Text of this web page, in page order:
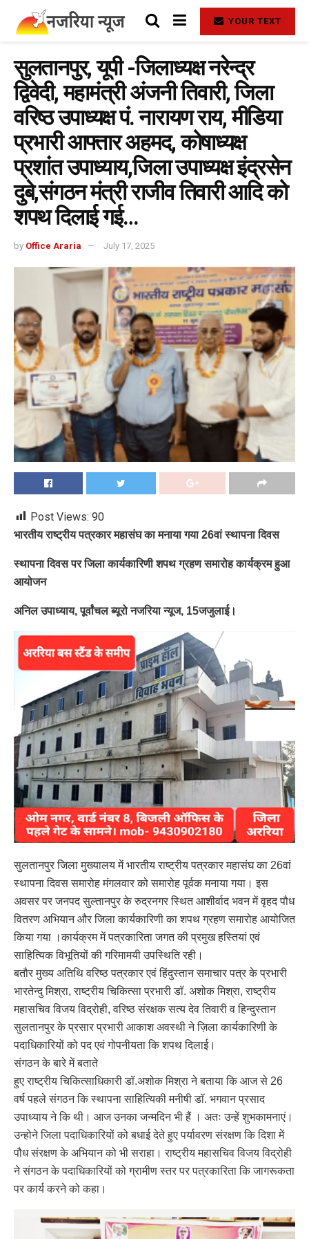
YOUR TEXT
सुलतानपुर, यूपी -जिलाध्यक्ष नरेन्द्र
द्विवेदी, महामंत्री अंजनी तिवारी, जिला
वरिष्ठ उपाध्यक्ष पं. नारायण राय, मीडिया
प्रभारी आफ्तार अहमद, कोषाध्यक्ष
प्रशांत उपाध्याय,जिला उपाध्यक्ष इंद्रसेन
दुबे,संगठन मंत्री राजीव तिवारी आदि को
शपथ दिलाई गई…
by Office Araria July 17, 2025
Post Views: 90
भारतीय राष्ट्रीय पत्रकार महासंघ का मनाया गया 26वां स्थापना दिवस
स्थापना दिवस पर जिला कार्यकारिणी शपथ ग्रहण समारोह कार्यक्रम हुआ
आयोजन
अनिल उपाध्याय, पूर्वांचल ब्यूरो नजरिया न्यूज, 15जजुलाई।
सुलतानपुर जिला मुख्यालय में भारतीय राष्ट्रीय पत्रकार महासंघ का 26वां
स्थापना दिवस समारोह मंगलवार को समारोह पूर्वक मनाया गया। इस
अवसर पर जनपद सुल्तानपुर के रुद्रनगर स्थित आशीर्वाद भवन में वृहद पौध
वितरण अभियान और जिला कार्यकारिणी का शपथ ग्रहण समारोह आयोजित
किया गया ।कार्यक्रम में पत्रकारिता जगत की प्रमुख हस्तियां एवं
साहित्यिक विभूतियों की गरिमामयी उपस्थिति रही।
बतौर मुख्य अतिथि वरिष्ठ पत्रकार एवं हिंदुस्तान समाचार पत्र के प्रभारी
भारतेन्दु मिश्रा, राष्ट्रीय चिकित्सा प्रभारी डॉ. अशोक मिश्रा, राष्ट्रीय
महासचिव विजय विद्रोही, वरिष्ठ संरक्षक सत्य देव तिवारी व हिन्दुस्तान
सुलतानपुर के प्रसार प्रभारी आकाश अवस्थी ने ज़िला कार्यकारिणी के
पदाधिकारियों को पद एवं गोपनीयता कि शपथ दिलाई।
संगठन के बारे में बताते
हुए राष्ट्रीय चिकित्साधिकारी डॉ.अशोक मिश्रा ने बताया कि आज से 26
वर्ष पहले संगठन कि स्थापना साहित्यिकी मनीषी डॉ. भगवान प्रसाद
उपाध्याय ने कि थी। आज उनका जन्मदिन भी हैं । अतः उन्हें शुभकामनाएं।
उन्होने जिला पदाधिकारियों को बधाई देते हुए पर्यावरण संरक्षण कि दिशा में
पौध संरक्षण के अभियान को भी सराहा। राष्ट्रीय महासचिव विजय विद्रोही
ने संगठन के पदाधिकारियों को ग्रामीण स्तर पर पत्रकारिता कि जागरूकता
पर कार्य करने को कहा।